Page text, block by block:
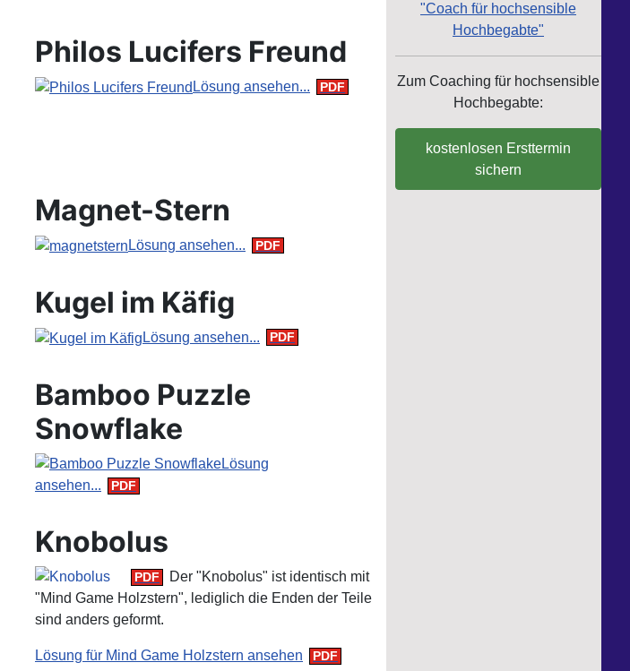
Philos Lucifers Freund
Lösung ansehen...
Magnet-Stern
Lösung ansehen...
Kugel im Käfig
Lösung ansehen...
Bamboo Puzzle
Snowflake
Lösung
ansehen...
Knobolus
Der "Knobolus" ist identisch mit
"Mind Game Holzstern", lediglich die Enden der Teile
sind anders geformt.
Lösung für Mind Game Holzstern ansehen
"Coach für hochsensible
Hochbegabte"
Zum Coaching für hochsensible
Hochbegabte:
kostenlosen Ersttermin
sichern